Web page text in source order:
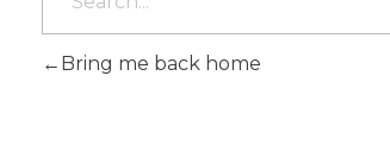
Bring me back home